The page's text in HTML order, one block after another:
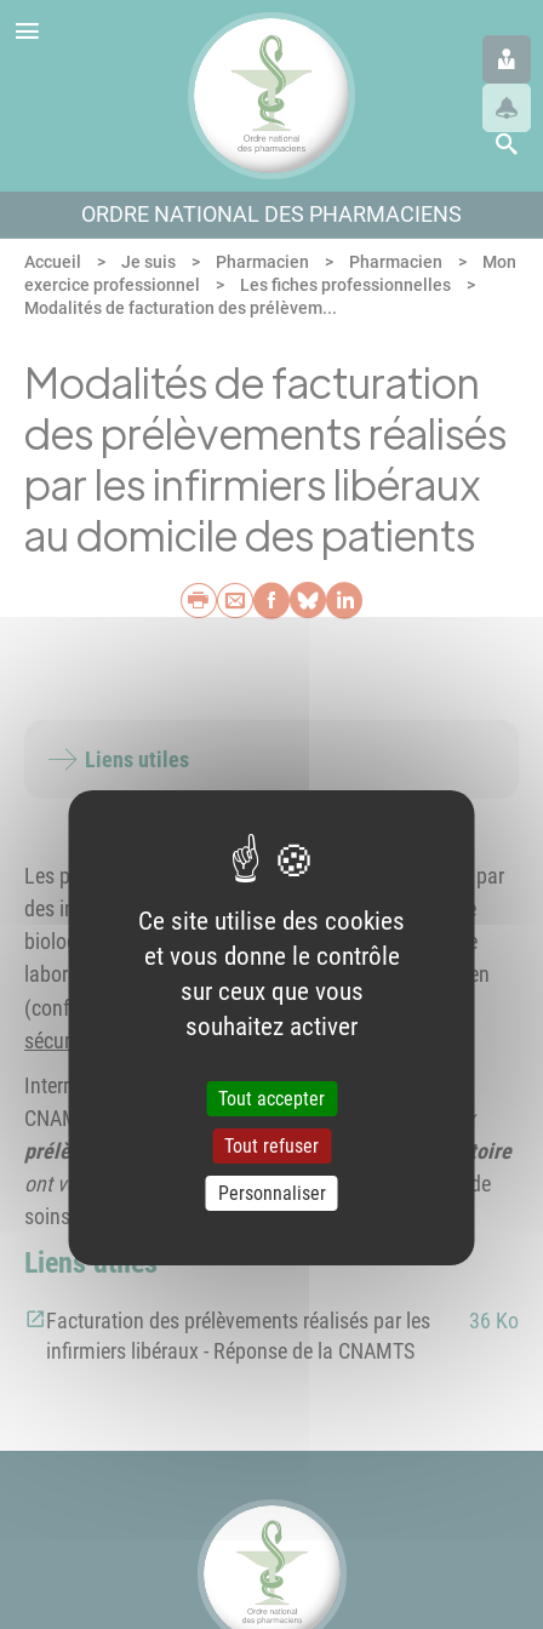
Aller au menu
Aller au contenu
Aller en bas de page
ORDRE NATIONAL DES PHARMACIENS
Accueil Je suis Pharmacien Pharmacien
Mon
exercice professionnel
Les fiches professionnelles
Modalités de facturation des prélèvem...
Modalités de facturation
des prélèvements réalisés
par les infirmiers libéraux
au domicile des patients
Imprimer
Envoyer par e-mail
Partager sur
Partager sur
Partager sur
Liens utiles
Les prélèvements effectués au domicile des patients par
des infirmiers libéraux, dans le cadre d’un examen de
biologie médicale, ne peuvent pas être facturés par le
laboratoire de biologie médicale réalisant ledit examen
(conformément à l’
article R.161-42 du code de la
sécurité sociale
Interrogée par le Conseil central de la section G, la
CNAMTS rappelle que "seules les cotations liées aux
prélèvements effectués par le personnel du laboratoire
ont vocation à (…) être mentionnées" sur les feuilles de
soins dudit laboratoire.
Liens utiles
Facturation des prélèvements réalisés par les
infirmiers libéraux - Réponse de la CNAMTS
36 Ko
Panneau de gestion des cookies
Ce site utilise des cookies
et vous donne le contrôle
sur ceux que vous
souhaitez activer
Tout accepter
Tout refuser
Personnaliser